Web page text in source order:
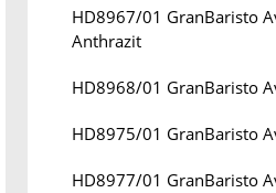
HD8967/01 GranBaristo
Anthrazit
HD8968/01 GranBaristo
HD8975/01 GranBaristo
HD8977/01 GranBaristo